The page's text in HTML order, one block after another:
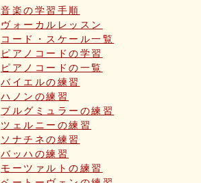
音楽の学習手順
ヴォーカルレッスン
コード・スケール一覧
ピアノコードの学習
ピアノコードの一覧
バイエルの練習
ハノンの練習
ブルグミュラーの練習
ツェルニーの練習
ソナチネの練習
バッハの練習
モーツァルトの練習